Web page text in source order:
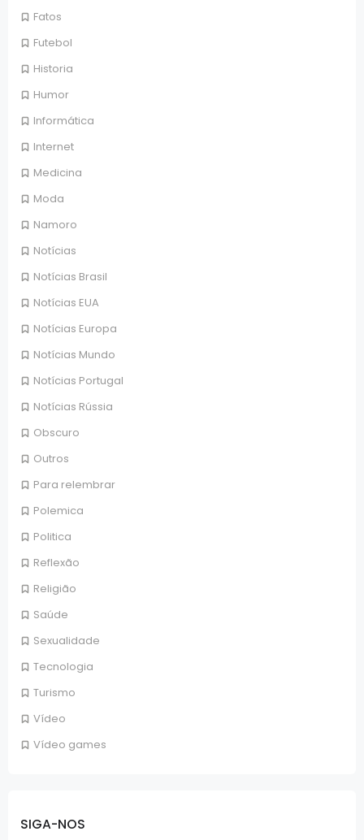
Fatos
Futebol
Historia
Humor
Informática
Internet
Medicina
Moda
Namoro
Notícias
Notícias Brasil
Notícias EUA
Notícias Europa
Notícias Mundo
Notícias Portugal
Notícias Rússia
Obscuro
Outros
Para relembrar
Polemica
Politica
Reflexão
Religião
Saúde
Sexualidade
Tecnologia
Turismo
Vídeo
Vídeo games
SIGA-NOS